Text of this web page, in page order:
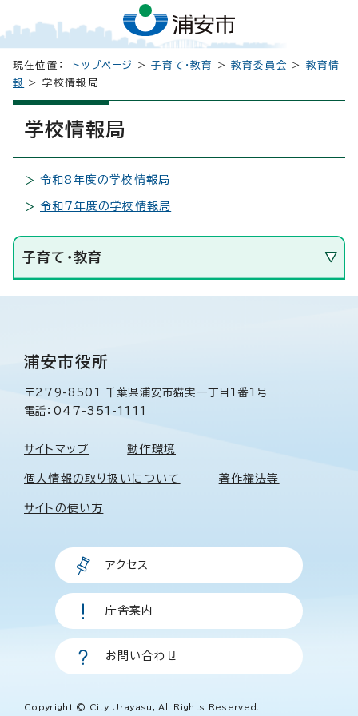
現在位置： トップページ >子育て・教育 >教育委員会 > 教育情
報
> 学校情報局
学校情報局
令和8年度の学校情報局
令和7年度の学校情報局
子育て・教育
浦安市役所
〒279-8501 千葉県浦安市猫実一丁目1番1号
電話：047-351-1111
サイトマップ 動作環境
個人情報の取り扱いについて 著作権法等
サイトの使い方
アクセス
庁舎案内
お問い合わせ
Copyright © City Urayasu, All Rights Reserved.